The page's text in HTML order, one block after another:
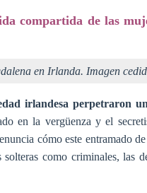
compartida de las
en Irlanda. Imagen
irlandesa perpetraron
en la vergüenza y el
cómo este entramado
solteras como criminales, las